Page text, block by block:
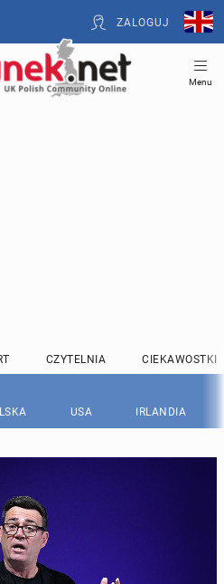
ZALOGUJ
Menu
CZYTELNIA CIEKAWOSTKI
USA IRLANDIA